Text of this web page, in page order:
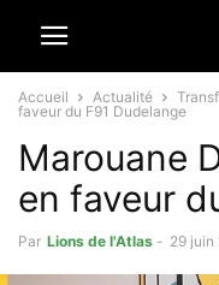
Accueil Actualité
faveur du F91 Dudelange
Marouane
en faveur
Par Lions de l'Atlas - 29 juin